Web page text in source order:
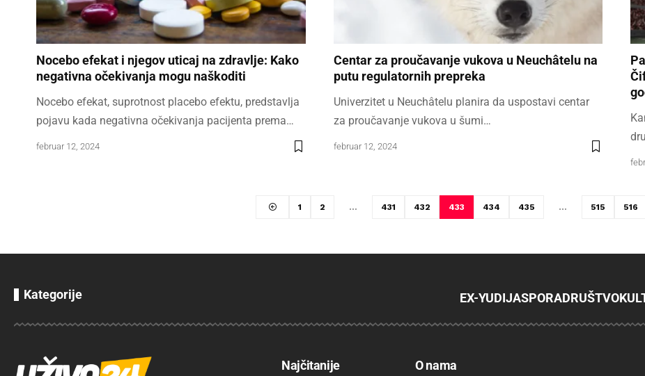
Nocebo efekat i njegov uticaj na zdravlje: Kako
negativna očekivanja mogu naškoditi
Nocebo efekat, suprotnost placebo efektu, predstavlja
pojavu kada negativna očekivanja pacijenta prema…
februar 12, 2024
Centar za proučavanje vukova u Neuchâtelu na
putu regulatornih prepreka
Univerzitet u Neuchâtelu planira da uspostavi centar
za proučavanje vukova u šumi…
februar 12, 2024
1 2 … 431 432 433 434 435 … 515 516
Kategorije EX-YUDIJASPORADRUŠTVO
Najčitanije O nama